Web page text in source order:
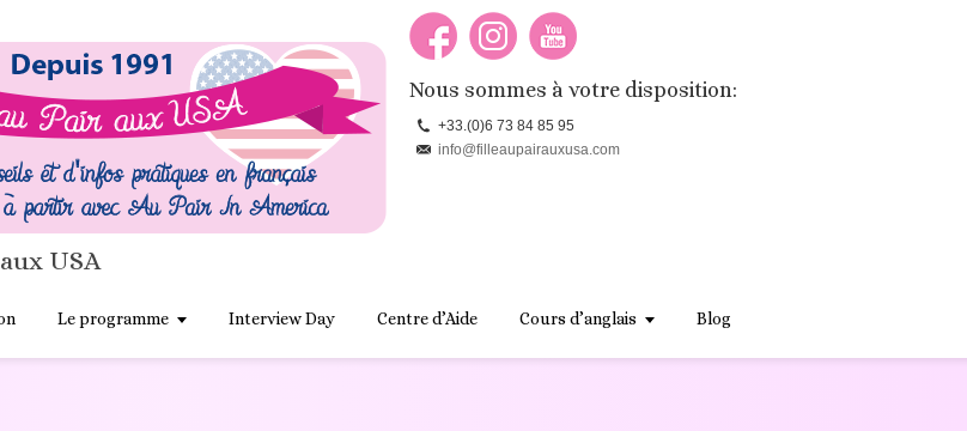
USA
Nous sommes à votre disposition:
+33.(0)6 73 84 85 95
info@filleaupairauxusa.com
Le programme Interview Day Centre d’Aide Cours d’anglais Blog